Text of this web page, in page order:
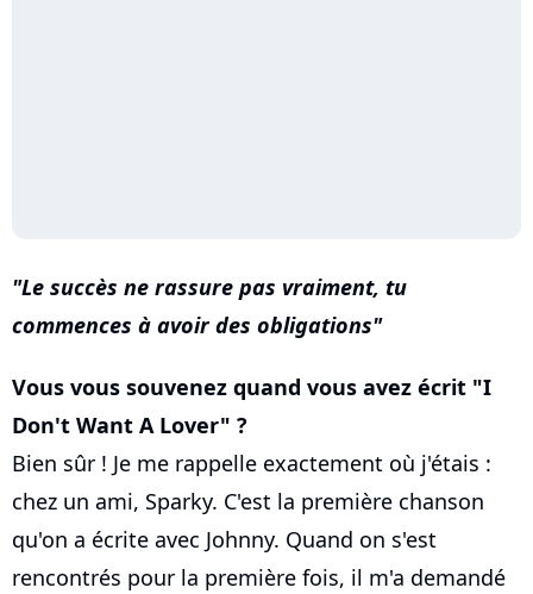
Le succès ne rassure pas vraiment, tu
commences à avoir des obligations
Vous vous souvenez quand vous avez écrit "I
Don't Want A Lover" ?
Bien sûr ! Je me rappelle exactement où j'étais :
chez un ami, Sparky. C'est la première chanson
qu'on a écrite avec Johnny. Quand on s'est
rencontrés pour la première fois, il m'a demandé